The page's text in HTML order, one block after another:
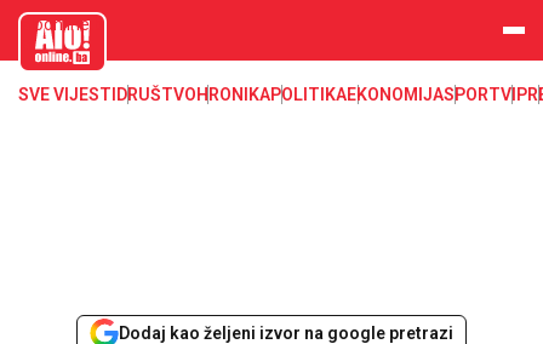
aloonline.b
SVE VIJESTI DRUŠTVOHRONIKAPOLITIKAEKONOMIJASPORTVIP
Dodaj kao željeni izvor na google pretrazi